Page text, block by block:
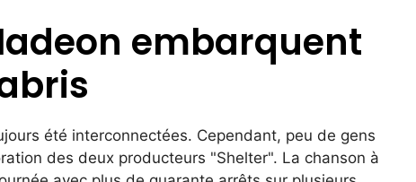
embarquent
été interconnectées. Cependant, peu de gens
des deux producteurs "Shelter". La chanson à